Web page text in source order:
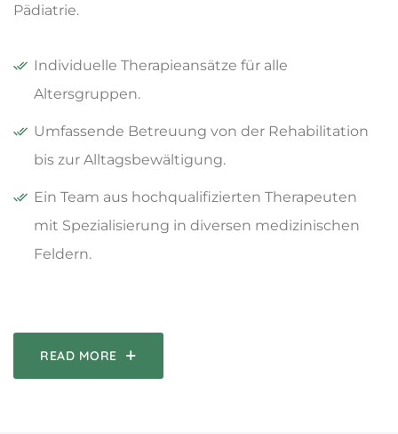
Pädiatrie.
Individuelle Therapieansätze für alle
Altersgruppen.
Umfassende Betreuung von der Rehabilitation
bis zur Alltagsbewältigung.
Ein Team aus hochqualifizierten Therapeuten
mit Spezialisierung in diversen medizinischen
Feldern.
READ MORE